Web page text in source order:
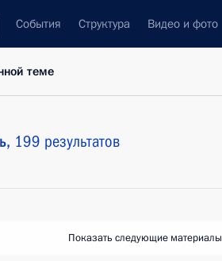
События Структура Видео и фото
теме
199 результатов
Показать следующие материалы